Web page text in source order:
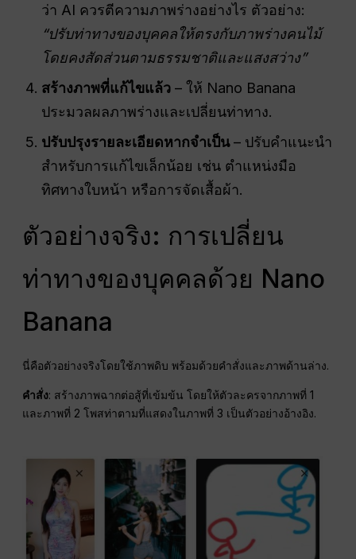
ว่า AI ควรตีความภาพร่างอย่างไร ตัวอย่าง:
“ปรับท่าทางของบุคคลให้ตรงกับภาพร่างคนไม้
โดยคงสัดส่วนตามธรรมชาติและแสงสว่าง”
สร้างภาพที่แก้ไขแล้ว – ให้ Nano Banana
ประมวลผลภาพร่างและเปลี่ยนท่าทาง.
ปรับปรุงรายละเอียดหากจำเป็น– ปรับคำแนะนำ
สำหรับการแก้ไขเล็กน้อย เช่น ตำแหน่งมือ
ทิศทางใบหน้า หรือการจัดเสื้อผ้า.
ตัวอย่างจริง: การเปลี่ยน
ท่าทางของบุคคลด้วย Nano
Banana
นี่คือตัวอย่างจริงโดยใช้ภาพดิบ พร้อมด้วยคำสั่งและภาพด้านล่าง.
คำสั่ง: สร้างภาพฉากต่อสู้ที่เข้มข้น โดยให้ตัวละครจากภาพที่ 1
และภาพที่ 2 โพสท่าตามที่แสดงในภาพที่ 3 เป็นตัวอย่างอ้างอิง.